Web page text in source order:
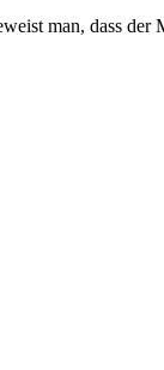
man, dass der